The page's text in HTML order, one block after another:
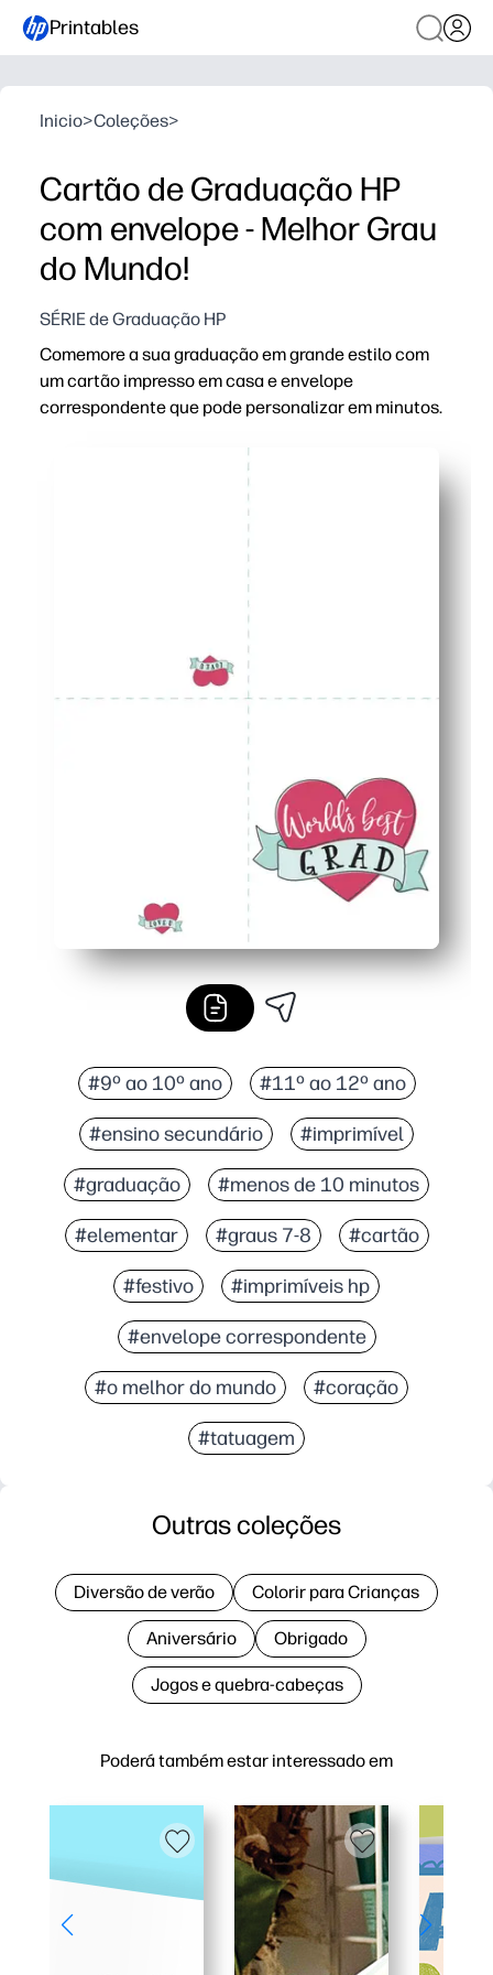
Printables
Inicio>Coleções>
Cartão de Graduação HP
com envelope - Melhor Grau
do Mundo!
SÉRIE de Graduação HP
Comemore a sua graduação em grande estilo com
um cartão impresso em casa e envelope
correspondente que pode personalizar em minutos.
Rápido e sem complicações - descarregue, imprima,
Arte festiva de formatura e layout limpo mantém os
Modelo de envelope correspondente incluído - corte,
Projetado para impressoras domésticas - usa papel e
#9º ao 10º ano #11º ao 12º ano
#ensino secundário #imprimível
#graduação #menos de 10 minutos
#elementar #graus 7-8 #cartão
#festivo #imprimíveis hp
#envelope correspondente
#o melhor do mundo #coração
#tatuagem
Poderá também estar interessado em
Outras coleções
Diversão de verão Colorir para Crianças
Aniversário Obrigado
Jogos e quebra-cabeças